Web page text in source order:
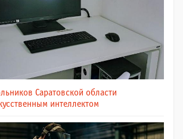
Саратовской области
интеллектом